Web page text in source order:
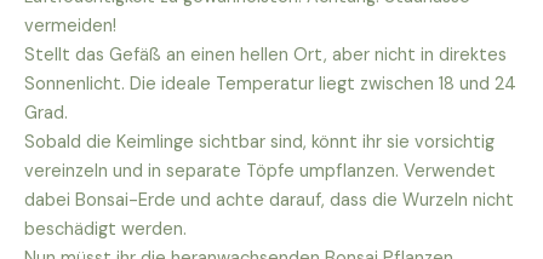
vermeiden!
Stellt das Gefäß an einen hellen Ort, aber nicht in direktes
Sonnenlicht. Die ideale Temperatur liegt zwischen 18 und 24
Grad.
Sobald die Keimlinge sichtbar sind, könnt ihr sie vorsichtig
vereinzeln und in separate Töpfe umpflanzen. Verwendet
dabei Bonsai-Erde und achte darauf, dass die Wurzeln nicht
beschädigt werden.